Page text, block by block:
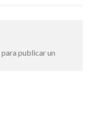
para publicar un